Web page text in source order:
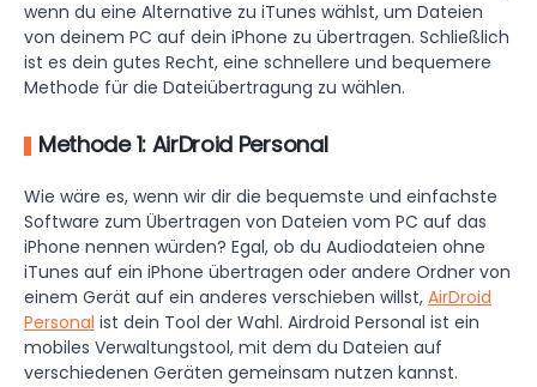
wenn du eine Alternative zu iTunes wählst, um Dateien
von deinem PC auf dein iPhone zu übertragen. Schließlich
ist es dein gutes Recht, eine schnellere und bequemere
Methode für die Dateiübertragung zu wählen.
Methode 1: AirDroid Personal
Wie wäre es, wenn wir dir die bequemste und einfachste
Software zum Übertragen von Dateien vom PC auf das
iPhone nennen würden? Egal, ob du Audiodateien ohne
iTunes auf ein iPhone übertragen oder andere Ordner von
einem Gerät auf ein anderes verschieben willst, AirDroid
Personal ist dein Tool der Wahl. Airdroid Personal ist ein
mobiles Verwaltungstool, mit dem du Dateien auf
verschiedenen Geräten gemeinsam nutzen kannst.